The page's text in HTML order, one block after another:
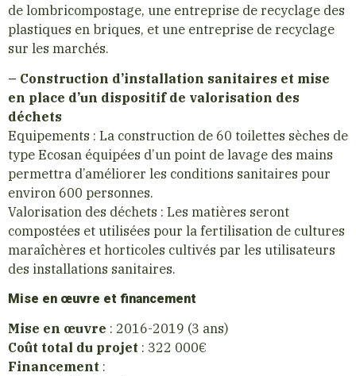
de lombricompostage, une entreprise de recyclage des
plastiques en briques, et une entreprise de recyclage
sur les marchés.
– Construction d’installation sanitaires et mise
en place d’un dispositif de valorisation des
déchets
Equipements : La construction de 60 toilettes sèches de
type Ecosan équipées d’un point de lavage des mains
permettra d’améliorer les conditions sanitaires pour
environ 600 personnes.
Valorisation des déchets : Les matières seront
compostées et utilisées pour la fertilisation de cultures
maraîchères et horticoles cultivés par les utilisateurs
des installations sanitaires.
Mise en œuvre et financement
Mise en œuvre : 2016-2019 (3 ans)
Coût total du projet : 322 000€
Financement :